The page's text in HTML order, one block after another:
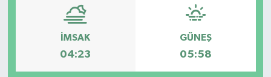
İMSAK
04:23
GÜNEŞ
05:58